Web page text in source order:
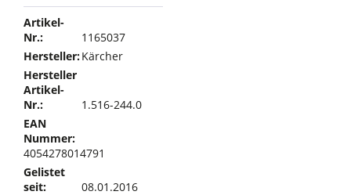
Artikel-
Nr.:
1165037
Hersteller:Kärcher
Hersteller
Artikel-
Nr.:
1.516-244.0
EAN
Nummer:
4054278014791
Gelistet
seit:
08.01.2016